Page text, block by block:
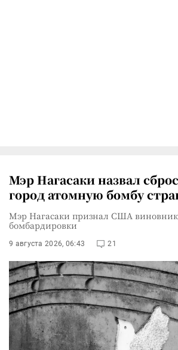
Мэр Нагасаки назвал
город атомную бомбу
Мэр Нагасаки признал США
бомбардировки
9 августа 2026, 06:43 21